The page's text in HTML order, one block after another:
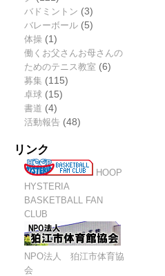
バドミントン (3)
バレーボール(5)
体操(1)
働くお父さんお母さんの
ためのテニス教室 (6)
募集 (115)
卓球 (15)
書道 (4)
活動報告(48)
リンク
HOOP
HYSTERIA
BASKETBALL FAN
CLUB
NPO法人 狛江市体育協
会